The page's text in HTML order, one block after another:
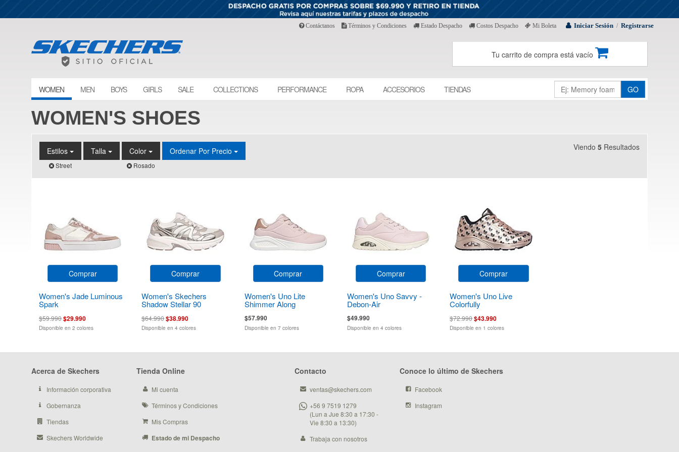
Iniciar Sesión / Registrarse
Contáctanos Términos y Condiciones Estado Despacho Costos Despacho Mi Boleta
Tu carrito de compra está vacío
WOMEN MEN BOYS GIRLS SALE COLLECTIONS PERFORMANCE ROPA ACCESORIOS TIENDAS GO
WOMEN'S SHOES
Estilos
Street
Talla Color
Rosado
Ordenar Por Precio Viendo 5 Resultados
Comprar
Women's Jade Luminous
Spark
$59.990$29.990
Disponible en 2 colores
Comprar
Women's Skechers
Shadow Stellar 90
$64.990$38.990
Disponible en 4 colores
Comprar
Women's Uno Lite
Shimmer Along
$57.990
Disponible en 7 colores
Comprar
Women's Uno Savvy -
Debon-Air
$49.990
Disponible en 4 colores
Comprar
Women's Uno Live
Colorfully
$72.990$43.990
Disponible en 1 colores
Acerca de Skechers
Información corporativa
Gobernanza
Tiendas
Skechers Worldwide
Tienda Online
Mi cuenta
Términos y Condiciones
Mis Compras
Estado de mi Despacho
Contacto
ventas@skechers.com
+56 9 7519 1279
(Lun a Jue 8:30 a 17:30 -
Vie 8:30 a 13:30)
Trabaja con nosotros
Conoce lo último de Skechers
Facebook
Instagram